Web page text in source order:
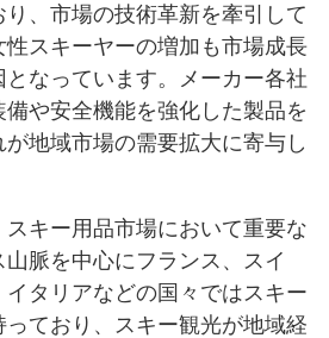
、市場の技術革新を牽引して
スキーヤーの増加も市場成長
なっています。メーカー各社
や安全機能を強化した製品を
地域市場の需要拡大に寄与し
キー用品市場において重要な
脈を中心にフランス、スイ
イタリアなどの国々ではスキー
ており、スキー観光が地域経